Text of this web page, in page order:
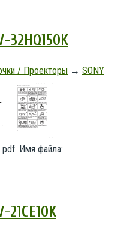
32HQ150K
/ Проекторы → SONY
Имя файла:
21CE10K